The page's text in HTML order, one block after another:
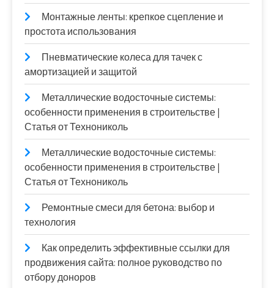
Монтажные ленты: крепкое сцепление и
простота использования
Пневматические колеса для тачек с
амортизацией и защитой
Металлические водосточные системы:
особенности применения в строительстве |
Статья от Технониколь
Металлические водосточные системы:
особенности применения в строительстве |
Статья от Технониколь
Ремонтные смеси для бетона: выбор и
технология
Как определить эффективные ссылки для
продвижения сайта: полное руководство по
отбору доноров